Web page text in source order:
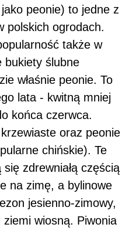
peonie) to jedne z
polskich ogrodach.
także w
bukiety ślubne
właśnie peonie. To
lata - kwitną mniej
końca czerwca.
oraz peonie
chińskie). Te
zdrewniałą częścią
na zimę, a bylinowe
jesienno-zimowy,
wiosną. Piwonia